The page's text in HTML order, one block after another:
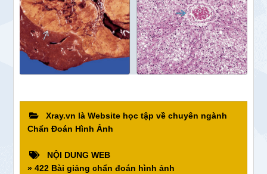
Xray.vn là Website học tập về chuyên ngành
Chẩn Đoán Hình Ảnh
NỘI DUNG WEB
» 422 Bài giảng chẩn đoán hình ảnh